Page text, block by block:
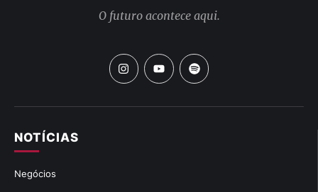
NOTÍCIAS
Negócios
O futuro acontece aqui.